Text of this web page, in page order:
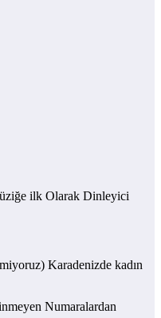
ilk Olarak Dinleyici
Karadenizde kadın
Numaralardan